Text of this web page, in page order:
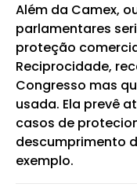
Além da Camex,
parlamentares
proteção
Reciprocidade,
Congresso mas
usada. Ela prevê
casos de
descumprimento
exemplo.